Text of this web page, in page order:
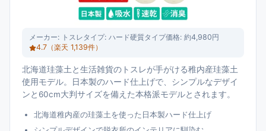
メーカー: トスレタイプ: ハード硬質タイプ価格: 約4,980円
4.7 （楽天 1,139件）
北海道珪藻土と生活雑貨のトスレが手がける稚内産珪藻土
使用モデル。日本製のハード仕上げで、シンプルなデザイ
ンと60cm大判サイズを備えた本格派モデルとされます。
北海道稚内産の珪藻土を使った日本製ハード仕上げ